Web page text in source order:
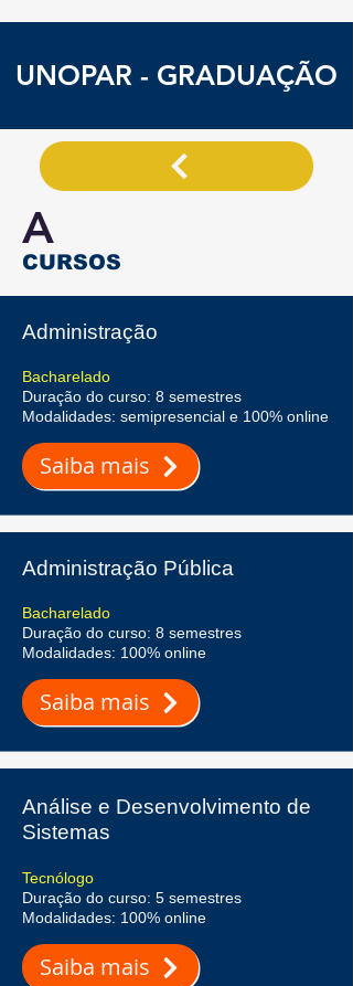
UNOPAR - GRADUAÇÃO
A
CURSOS
Administração
Bacharelado
Duração do curso: 8 semestres
Modalidades: semipresencial e 100% online
Saiba mais
Administração Pública
Bacharelado
Duração do curso: 8 semestres
Modalidades: 100% online
Saiba mais
Análise e Desenvolvimento de
Sistemas
Tecnólogo
Duração do curso: 5 semestres
Modalidades: 100% online
Saiba mais